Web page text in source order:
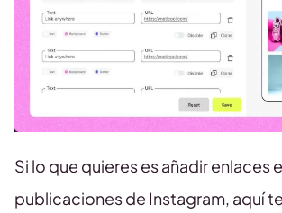
Si lo que quieres es añadir enlaces
publicaciones de Instagram, aquí